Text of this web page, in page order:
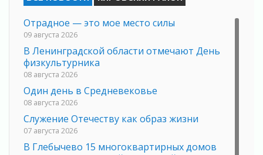
Отрадное — это мое место силы
09 августа 2026
В Ленинградской области отмечают День
физкультурника
08 августа 2026
Один день в Средневековье
08 августа 2026
Служение Отечеству как образ жизни
07 августа 2026
В Глебычево 15 многоквартирных домов